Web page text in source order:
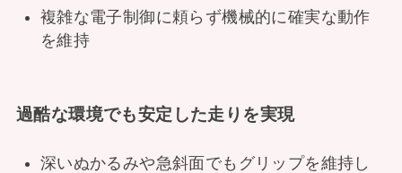
複雑な電子制御に頼らず機械的に確実な動作
を維持
過酷な環境でも安定した走りを実現
深いぬかるみや急斜面でもグリップを維持し